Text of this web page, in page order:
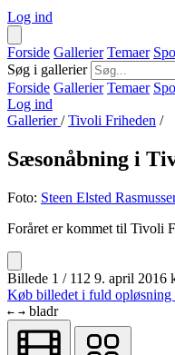
Log ind
Forside Gallerier Temaer
Søg i gallerier
Forside Gallerier Temaer
Log ind
Gallerier/ Tivoli Friheden /
Sæsonåbning i
Foto: Steen Elsted
Foråret er kommet til Tivoli
Billede 1 / 112 9. april 2016
Køb billedet i fuld opløsning
← → bladr